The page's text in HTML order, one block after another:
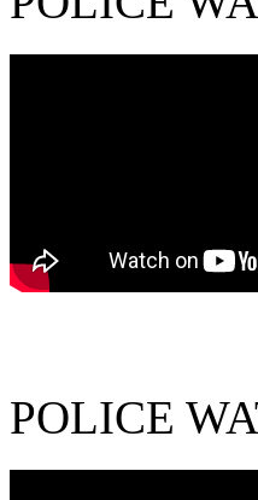
POLICE